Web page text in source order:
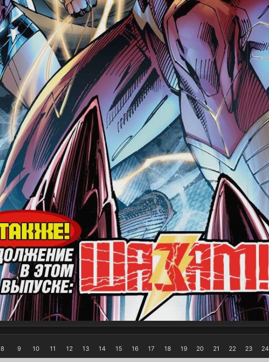
8 9 10 11 12 13 14 15 16 17 18 19 20 21 22 23 24